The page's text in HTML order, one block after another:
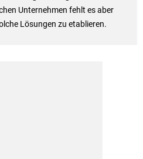
Unternehmen fehlt es aber
Lösungen zu etablieren.